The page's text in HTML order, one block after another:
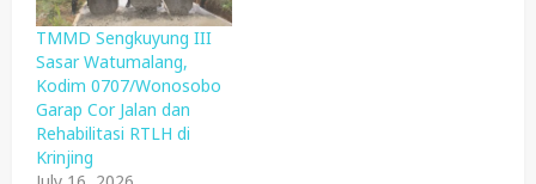
TMMD Sengkuyung III
Sasar Watumalang,
Kodim 0707/Wonosobo
Garap Cor Jalan dan
Rehabilitasi RTLH di
Krinjing